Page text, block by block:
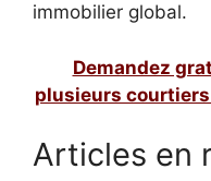
immobilier global.
Demandez
plusieurs
Articles en